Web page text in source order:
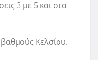
3 με 5 και στα
Κελσίου.